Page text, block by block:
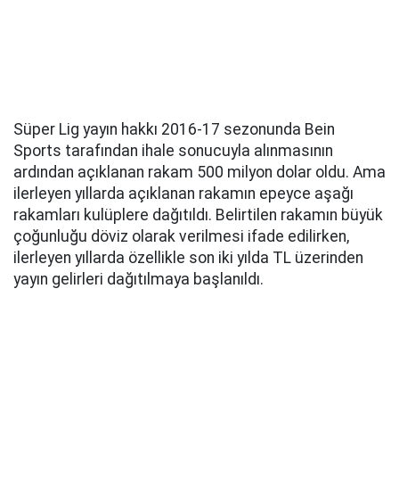
Süper Lig yayın hakkı 2016-17 sezonunda Bein
Sports tarafından ihale sonucuyla alınmasının
ardından açıklanan rakam 500 milyon dolar oldu. Ama
ilerleyen yıllarda açıklanan rakamın epeyce aşağı
rakamları kulüplere dağıtıldı. Belirtilen rakamın büyük
çoğunluğu döviz olarak verilmesi ifade edilirken,
ilerleyen yıllarda özellikle son iki yılda TL üzerinden
yayın gelirleri dağıtılmaya başlanıldı.